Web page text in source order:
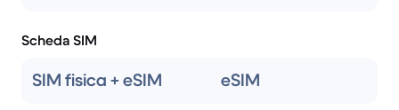
Scheda SIM
SIM fisica + eSIM eSIM